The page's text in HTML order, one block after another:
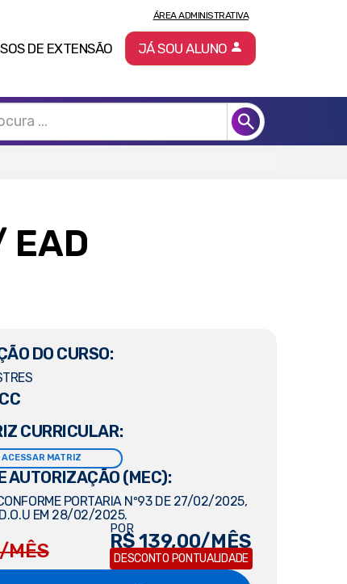
DE EXTENSÃO
ÁREA ADMINISTRATIVA
JÁ SOU ALUNO
EAD
DO CURSO:
CURRICULAR:
ACESSAR MATRIZ
AUTORIZAÇÃO (MEC):
PORTARIA Nº93 DE 27/02/2025,
EM 28/02/2025.
MÊS
POR
R$ 139,00/MÊS
DESCONTO PONTUALIDADE